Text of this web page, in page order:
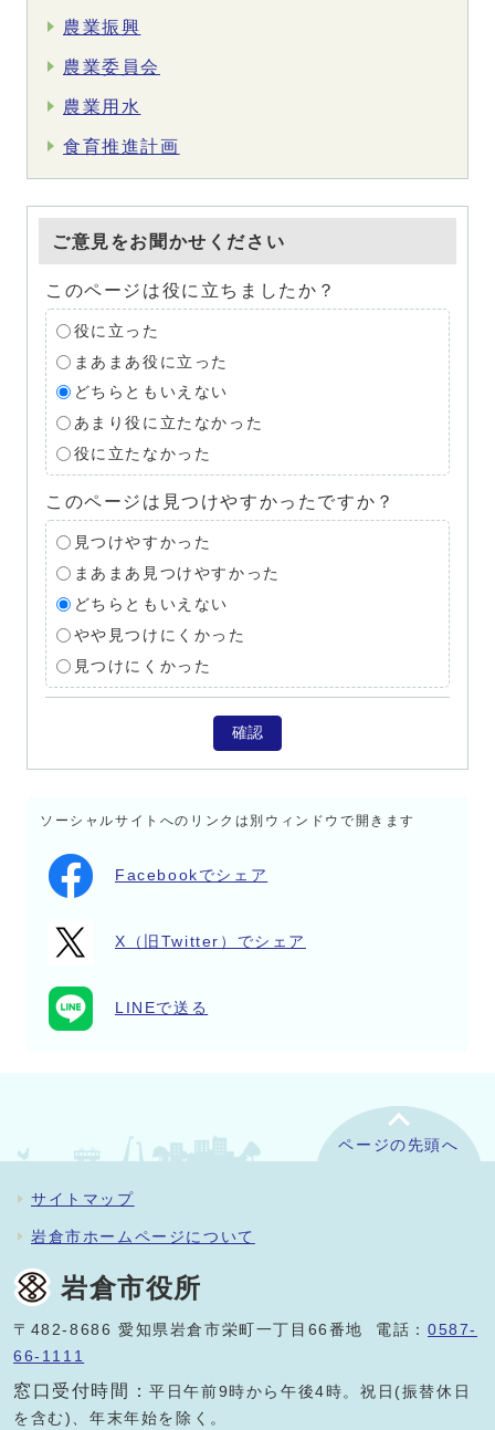
農業振興
農業委員会
農業用水
食育推進計画
ご意見をお聞かせください
このページは役に立ちましたか？
役に立った
まあまあ役に立った
どちらともいえない
あまり役に立たなかった
役に立たなかった
このページは見つけやすかったですか？
見つけやすかった
まあまあ見つけやすかった
どちらともいえない
やや見つけにくかった
見つけにくかった
確認
ソーシャルサイトへのリンクは別ウィンドウで開きます
Facebookでシェア
X（旧Twitter）でシェア
LINEで送る
ページの先頭へ
サイトマップ
岩倉市ホームページについて
岩倉市役所
〒482-8686 愛知県岩倉市栄町一丁目66番地 電話：0587-
66-1111
窓口受付時間：平日午前9時から午後4時。祝日(振替休日
を含む)、年末年始を除く。